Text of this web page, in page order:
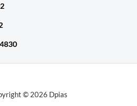
© 2026 Dpias